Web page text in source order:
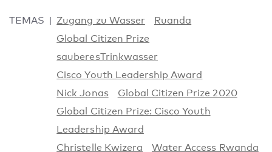
TEMAS Zugang zu Wasser
Ruanda
Global Citizen Prize
sauberesTrinkwasser
Cisco Youth Leadership Award
Nick Jonas
Global Citizen Prize 2020
Global Citizen Prize: Cisco Youth
Leadership Award
Christelle Kwizera
Water Access Rwanda